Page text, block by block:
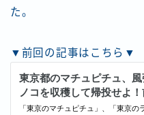
た。
▼前回の記事はこちら▼